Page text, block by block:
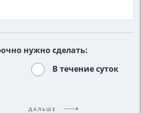
нужно сделать:
В течение суток
ДАЛЬШЕ